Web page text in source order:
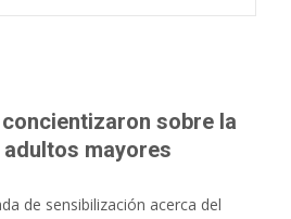
sobre la
mayores
de sensibilización acerca del